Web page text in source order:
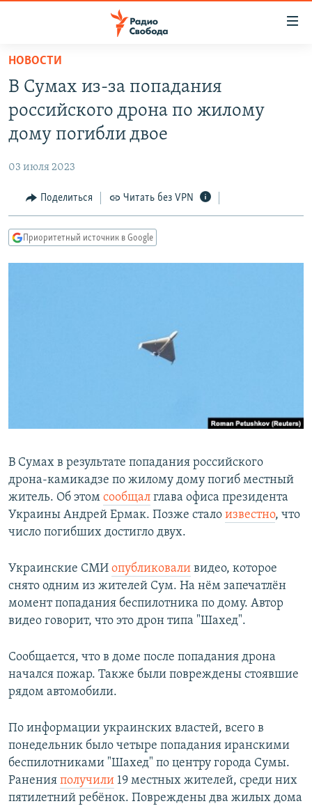
упрощенного
доступа
основному
Вернутся
Вернутся
ПОДКАСТЫ
АВТОРСКИЕ ПРОЕКТЫ
МНЕНИЯ
КУЛЬТУРА
КАВКАЗ.РЕАЛИИ
ПОДПИШИТЕСЬ НА РАССЫЛКУ
Все сайты РСЕ/РС
НОВОСТИ
В Сумах из-за попадания
российского дрона по жилому
дому погибли двое
03 июля 2023
Поделиться Читать без VPN
Приоритетный источник в Google
В Сумах в результате попадания российского
дрона-камикадзе по жилому дому погиб местный
житель. Об этом сообщал глава офиса президента
Украины Андрей Ермак. Позже стало известно, что
число погибших достигло двух.
Украинские СМИ опубликовали видео, которое
снято одним из жителей Сум. На нём запечатлён
момент попадания беспилотника по дому. Автор
видео говорит, что это дрон типа "Шахед".
Сообщается, что в доме после попадания дрона
начался пожар. Также были повреждены стоявшие
рядом автомобили.
По информации украинских властей, всего в
понедельник было четыре попадания иранскими
беспилотниками "Шахед" по центру города Сумы.
Ранения получили 19 местных жителей, среди них
пятилетний ребёнок. Повреждены два жилых дома